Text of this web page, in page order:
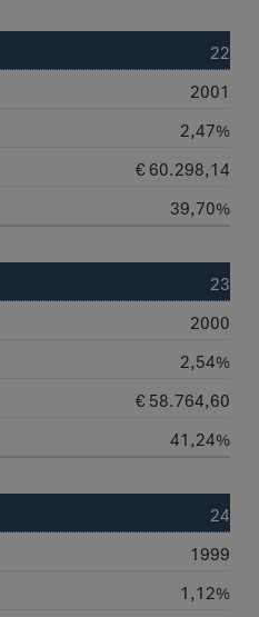
22
2001
2,47%
€ 60.298,14
39,70%
23
2000
2,54%
€ 58.764,60
41,24%
24
1999
1,12%